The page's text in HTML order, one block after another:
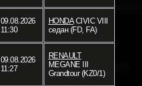
09.08.2026
11:30
HONDACIVIC VIII
седан (FD, FA)
09.08.2026
11:27
RENAULT
MEGANE III
Grandtour (KZ0/1)